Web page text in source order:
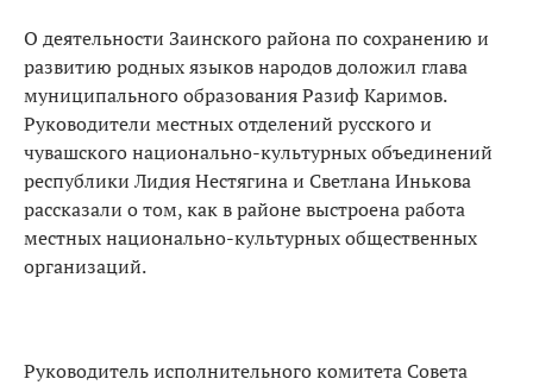
О деятельности Заинского района по сохранению и
развитию родных языков народов доложил глава
муниципального образования Разиф Каримов.
Руководители местных отделений русского и
чувашского национально-культурных объединений
республики Лидия Нестягина и Светлана Инькова
рассказали о том, как в районе выстроена работа
местных национально-культурных общественных
организаций.
Руководитель исполнительного комитета Совета